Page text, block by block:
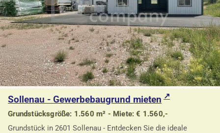
Sollenau - Gewerbebaugrund mieten
Grundstücksgröße: 1.560 m² - Miete: € 1.560,-
Grundstück in 2601 Sollenau - Entdecken Sie die ideale